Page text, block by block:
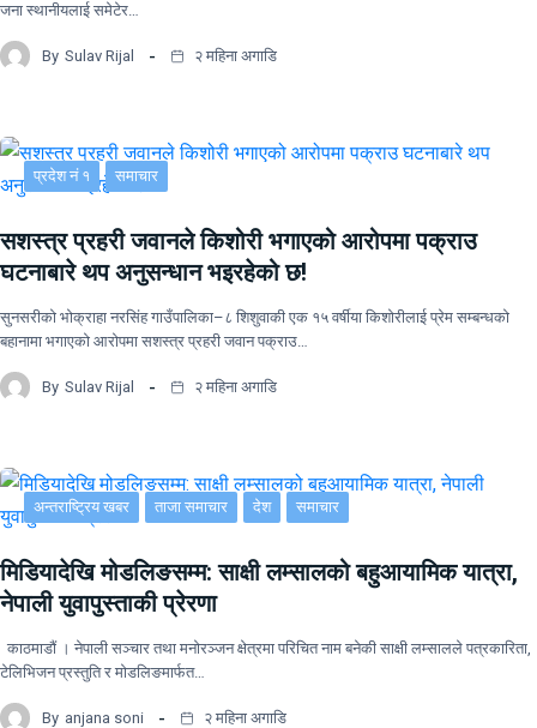
जना स्थानीयलाई समेटेर…
By Sulav Rijal २ महिना अगाडि
प्रदेश नं १ समाचार
सशस्त्र प्रहरी जवानले किशोरी भगाएको आरोपमा पक्राउ
घटनाबारे थप अनुसन्धान भइरहेको छ!
सुनसरीको भोक्राहा नरसिंह गाउँपालिका–८ शिशुवाकी एक १५ वर्षीया किशोरीलाई प्रेम सम्बन्धको
बहानामा भगाएको आरोपमा सशस्त्र प्रहरी जवान पक्राउ…
By Sulav Rijal २ महिना अगाडि
अन्तराष्ट्रिय खबर ताजा समाचार देश समाचार
मिडियादेखि मोडलिङसम्म: साक्षी लम्सालको बहुआयामिक यात्रा,
नेपाली युवापुस्ताकी प्रेरणा
काठमाडौं । नेपाली सञ्चार तथा मनोरञ्जन क्षेत्रमा परिचित नाम बनेकी साक्षी लम्सालले पत्रकारिता,
टेलिभिजन प्रस्तुति र मोडलिङमार्फत…
By anjana soni २ महिना अगाडि